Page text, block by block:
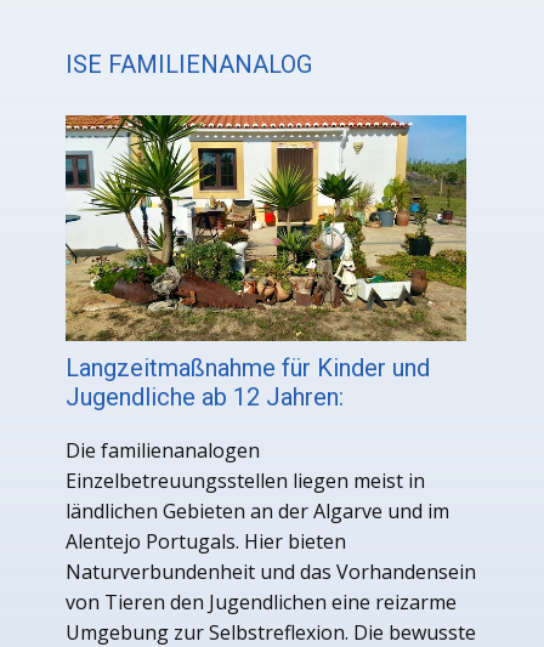
ISE FAMILIENANALOG
Langzeitmaßnahme für Kinder und
Jugendliche ab 12 Jahren:
Die familienanalogen
Einzelbetreuungsstellen liegen meist in
ländlichen Gebieten an der Algarve und im
Alentejo Portugals. Hier bieten
Naturverbundenheit und das Vorhandensein
von Tieren den Jugendlichen eine reizarme
Umgebung zur Selbstreflexion. Die bewusste